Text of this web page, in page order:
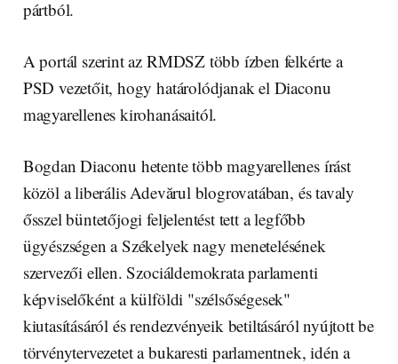
pártból.
A portál szerint az RMDSZ több ízben felkérte a
PSD vezetőit, hogy határolódjanak el Diaconu
magyarellenes kirohanásaitól.
Bogdan Diaconu hetente több magyarellenes írást
közöl a liberális Adevărul blogrovatában, és tavaly
ősszel büntetőjogi feljelentést tett a legfőbb
ügyészségen a Székelyek nagy menetelésének
szervezői ellen. Szociáldemokrata parlamenti
képviselőként a külföldi "szélsőségesek"
kiutasításáról és rendezvényeik betiltásáról nyújtott be
törvénytervezetet a bukaresti parlamentnek, idén a